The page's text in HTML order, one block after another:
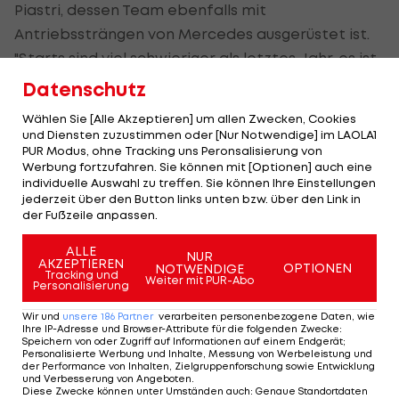
Piastri, dessen Team ebenfalls mit
Antriebssträngen von Mercedes ausgerüstet ist.
"Starts sind viel schwieriger als letztes Jahr, es ist
komplizierter aus jeder einzelnen Perspektive",
"Und ich glaube, was wir im Moment sehen, ist
einfach, dass es einige Leute hinbekommen und
andere Leute sehr falsch machen." Bis zum
Saisonstart am 8. März in Melbourne bleibt wenig
Zeit, offizielle Testfahrten sind nicht mehr
angesetzt.
Die Rundenzeiten in Bahrain waren nur sehr
bedingt aussagekräftig. Die Teams fuhren
unterschiedliche Programme. Mit offensichtlichen
Problemen hatte in der Wüste von Sakhir Aston
Datenschutz
Wählen Sie [Alle Akzeptieren] um allen Zwecken, Cookies
und Diensten zuzustimmen oder [Nur Notwendige] im LAOLA1
PUR Modus, ohne Tracking uns Peronsalisierung von
Werbung fortzufahren. Sie können mit [Optionen] auch eine
individuelle Auswahl zu treffen. Sie können Ihre Einstellungen
jederzeit über den Button links unten bzw. über den Link in
der Fußzeile anpassen.
ALLE
AKZEPTIEREN
Tracking und
Personalisierung
NUR
NOTWENDIGE
Weiter mit PUR-Abo
OPTIONEN
Wir und unsere 186 Partner verarbeiten personenbezogene Daten, wie
Ihre IP-Adresse und Browser-Attribute für die folgenden Zwecke:
Speichern von oder Zugriff auf Informationen auf einem Endgerät;
Personalisierte Werbung und Inhalte, Messung von Werbeleistung und
der Performance von Inhalten, Zielgruppenforschung sowie Entwicklung
und Verbesserung von Angeboten.
Diese Zwecke können unter Umständen auch: Genaue Standortdaten